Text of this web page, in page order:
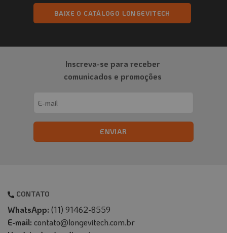
página
do
página
do
BAIXE O CATÁLOGO LONGEVITECH
Inscreva-se para receber
comunicados e promoções
CONTATO
WhatsApp: (11) 91462-8559
E-mail: contato@longevitech.com.br